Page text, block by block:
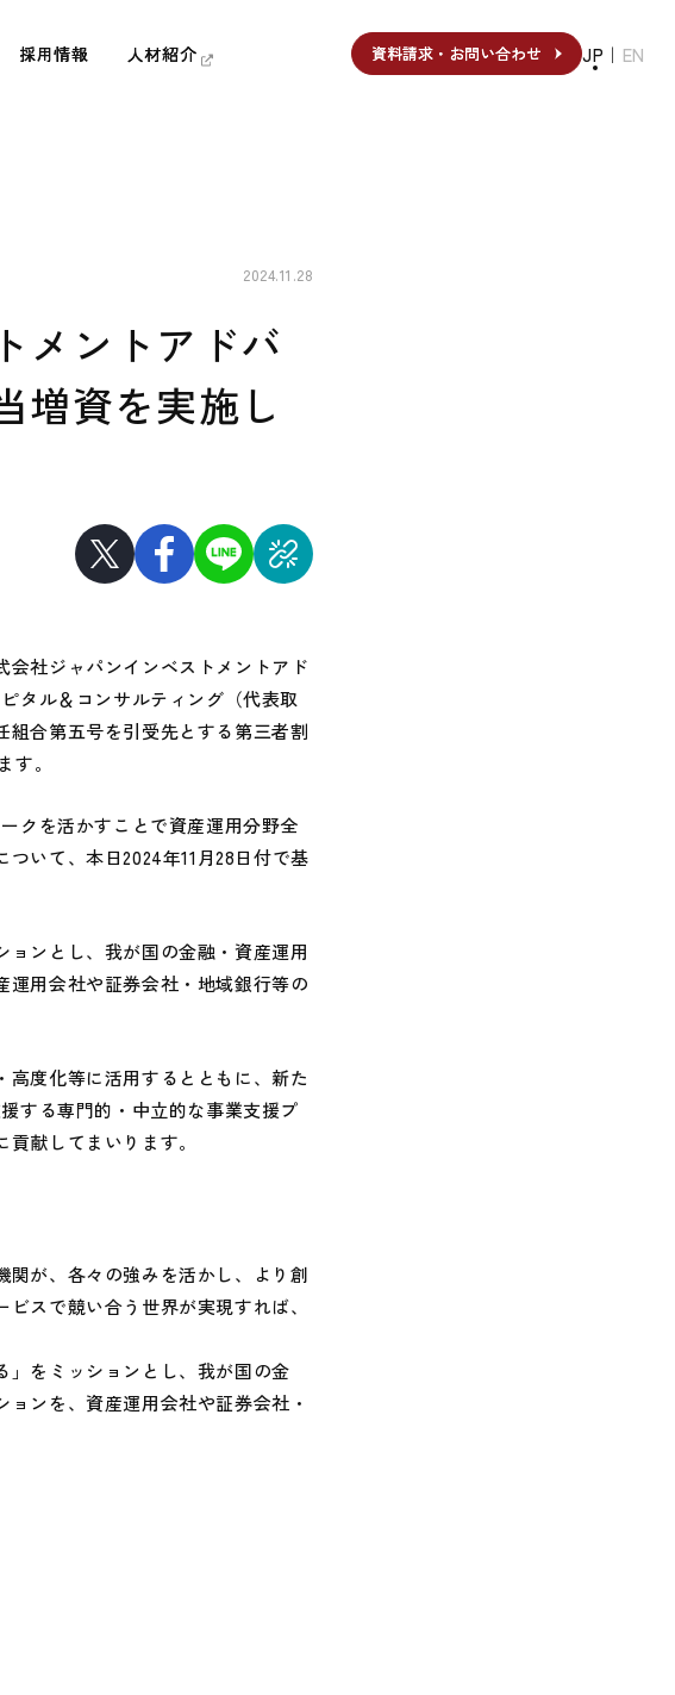
採用情報
採用情報 人材紹介
人材紹介 資料請求・お問い合わせ
資料請求・お問い合わせ JP ｜ EN
2024.11.28
メントアドバ
増資を実施し
社ジャパンインベストメントアド
タル＆コンサルティング（代表取
合第五号を引受先とする第三者割
。
クを活かすことで資産運用分野全
いて、本日2024年11月28日付で基
ンとし、我が国の金融・資産運用
運用会社や証券会社・地域銀行等の
度化等に活用するとともに、新た
する専門的・中立的な事業支援プ
献してまいります。
が、各々の強みを活かし、より創
スで競い合う世界が実現すれば、
をミッションとし、我が国の金
ンを、資産運用会社や証券会社・